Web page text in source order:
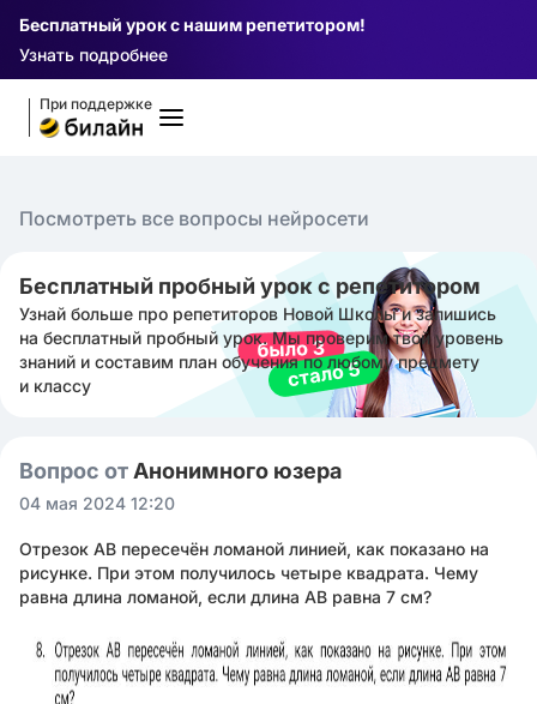
Бесплатный урок с нашим репетитором!
Узнать подробнее
При поддержке
Посмотреть все вопросы нейросети
Бесплатный пробный урок с репетитором
Узнай больше про репетиторов Новой Школы и запишись
на бесплатный пробный урок. Мы проверим твой уровень
знаний и составим план обучения по любому предмету
и классу
Вопрос от Анонимного юзера
04 мая 2024 12:20
Отрезок АВ пересечён ломаной линией, как показано на
рисунке. При этом получилось четыре квадрата. Чему
равна длина ломаной, если длина АВ равна 7 см?